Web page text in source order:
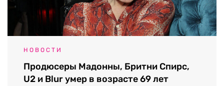
НОВОСТИ
Продюсеры Мадонны, Бритни Спирс,
U2 и Blur умер в возрасте 69 лет